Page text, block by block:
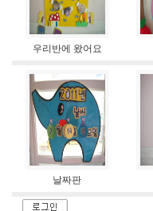
우리반에 왔어요
날짜판